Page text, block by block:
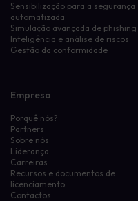
Sensibilização para a segurança
automatizada
Simulação avançada de phishing
Inteligência e análise de riscos
Gestão da conformidade
Empresa
Porquê nós?
Partners
Sobre nós
Liderança
Carreiras
Recursos e documentos de
licenciamento
Contactos